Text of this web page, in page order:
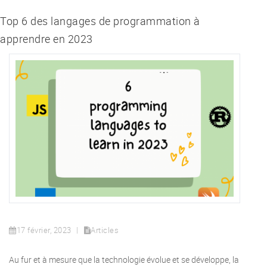
Top 6 des langages de programmation à
apprendre en 2023
17 février, 2023 Articles
Au fur et à mesure que la technologie évolue et se développe, la